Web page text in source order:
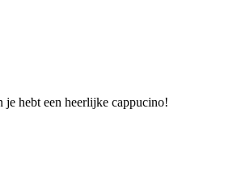
hebt een heerlijke cappucino!